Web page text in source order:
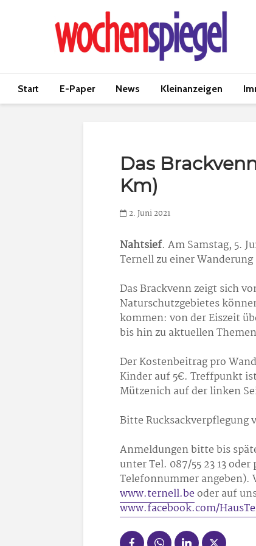
Start E-Paper News Kleinanzeigen
Das
Km)
2. Juni 2021
Nahtsief. Am Samstag, 5.
Ternell zu einer
Das Brackvenn zeigt sich
Naturschutzgebietes
kommen: von der Eiszeit
bis hin zu aktuellen
Der Kostenbeitrag pro
Kinder auf 5€. Treffpunkt
Mützenich auf der linken
Bitte Rucksackverpflegung
Anmeldungen bitte bis
unter Tel. 087/55 23 13
Telefonnummer angeben).
www.ternell.beoder auf
www.facebook.com/